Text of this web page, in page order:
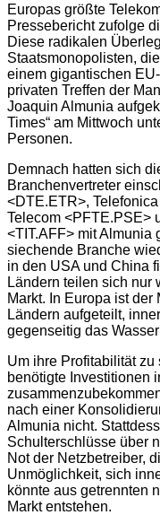
Europas größte
Pressebericht zufolge
Diese radikalen
Staatsmonopolisten,
einem gigantischen
privaten Treffen der
Joaquin Almunia
Times“ am Mittwoch
Personen.
Demnach hatten sich
Branchenvertreter
<DTE.ETR>,
Telecom <PFTE.PSE>
<TIT.AFF> mit Almunia
siechende Branche
in den USA und China
Ländern teilen sich nur
Markt. In Europa ist
Ländern aufgeteilt,
gegenseitig das
Um ihre Profitabilität zu
benötigte Investitionen
nach einer
Almunia nicht.
Schulterschlüsse über
Not der Netzbetreiber,
Unmöglichkeit, sich
könnte aus getrennten
Markt entstehen.